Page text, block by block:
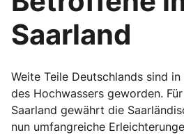
Saarland
Weite Teile Deutschlands sind
des Hochwassers geworden.
Saarland gewährt die
nun umfangreiche